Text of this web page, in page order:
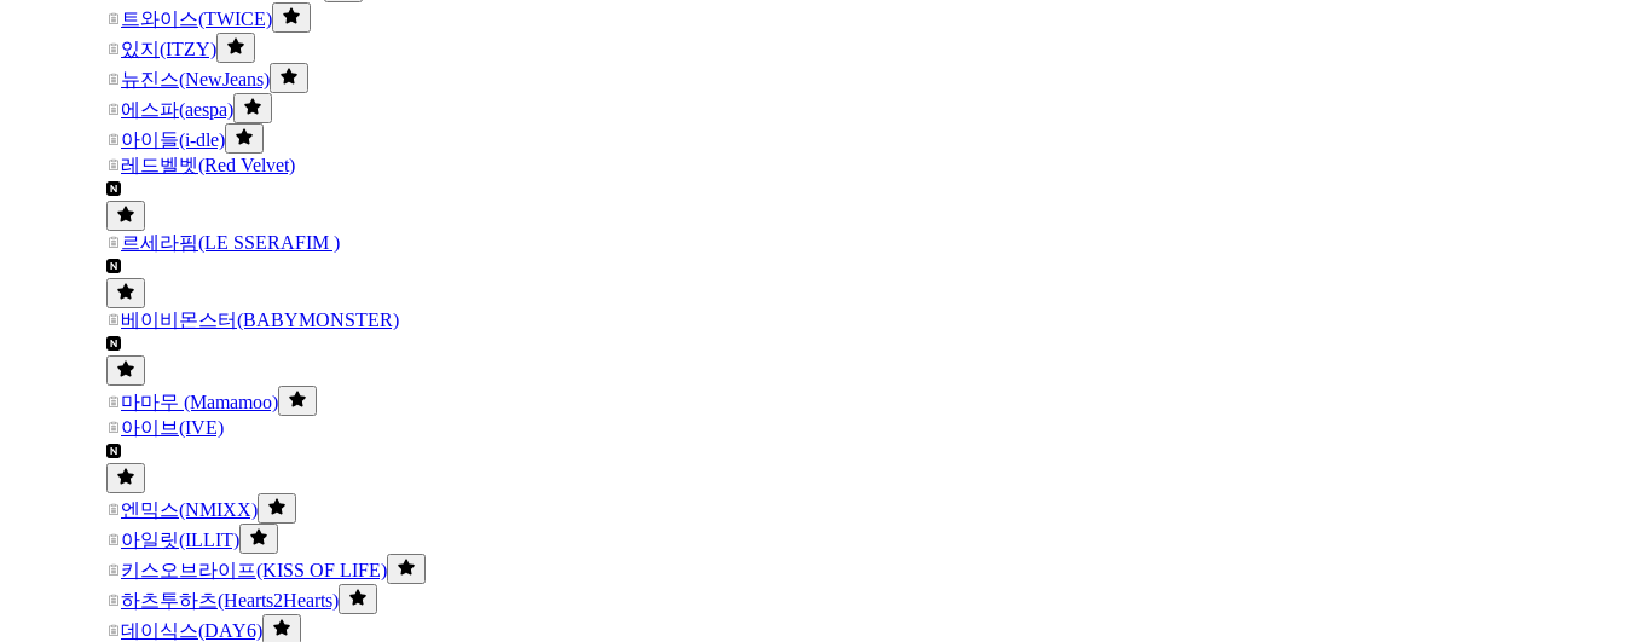
트와이스(TWICE)
있지(ITZY)
뉴진스(NewJeans)
에스파(aespa)
아이들(i-dle)
레드벨벳(Red Velvet)
르세라핌(LE SSERAFIM )
베이비몬스터(BABYMONSTER)
마마무 (Mamamoo)
아이브(IVE)
엔믹스(NMIXX)
아일릿(ILLIT)
키스오브라이프(KISS OF LIFE)
하츠투하츠(Hearts2Hearts)
데이식스(DAY6)